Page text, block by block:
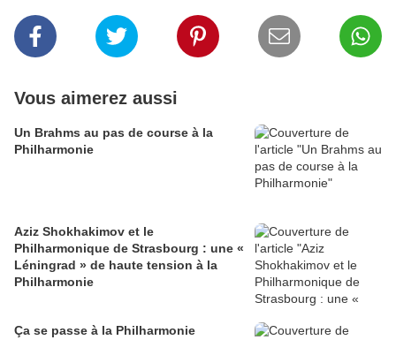
Vous aimerez aussi
Un Brahms au pas de course à la
Philharmonie
Aziz Shokhakimov et le
Philharmonique de Strasbourg : une «
Léningrad » de haute tension à la
Philharmonie
Ça se passe à la Philharmonie